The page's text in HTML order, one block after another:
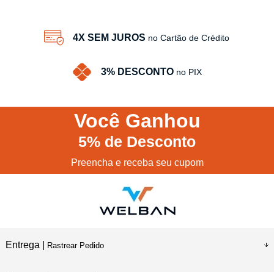
4X SEM JUROS no Cartão de Crédito
3% DESCONTO no PIX
Você Ganhou
5% de Desconto
Preencha e receba seu cupom
Entrega | Rastrear Pedido